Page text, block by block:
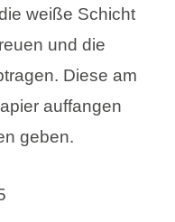
weiße Schicht
und die
Diese am
auffangen
geben.